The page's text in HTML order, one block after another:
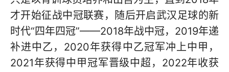
才开始征战中冠联赛，随后开启武汉足球的新
时代“四年四冠”——2018年战中冠，2019年递
补进中乙，2020年获得中乙冠军冲上中甲，
2021年获得中甲冠军晋级中超，2022年收获